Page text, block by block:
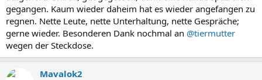
gegangen. Kaum wieder daheim hat es wieder angefangen zu
regnen. Nette Leute, nette Unterhaltung, nette Gespräche;
gerne wieder. Besonderen Dank nochmal an @tiermutter
wegen der Steckdose.
Mavalok2